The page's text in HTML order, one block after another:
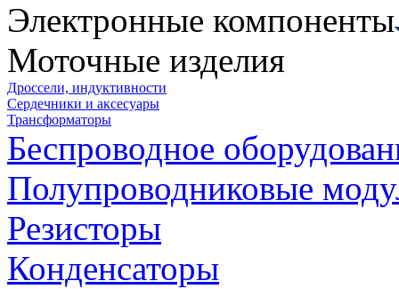
Электронные компоненты
Моточные изделия
Дроссели, индуктивности
Сердечники и аксесуары
Трансформаторы
Беспроводное
Полупроводниковые
Резисторы
Конденсаторы